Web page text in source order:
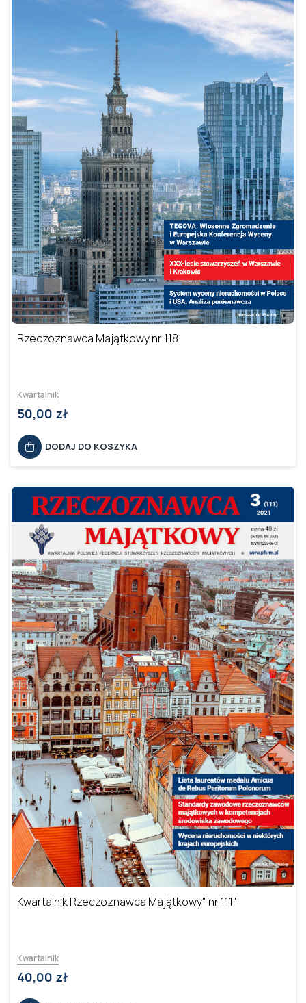
Rzeczoznawca Majątkowy nr 118
Kwartalnik
50,00 zł
DODAJ DO KOSZYKA
Kwartalnik Rzeczoznawca Majątkowy" nr 111"
Kwartalnik
40,00 zł